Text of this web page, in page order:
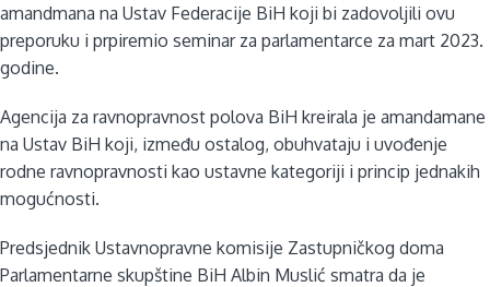
amandmana na Ustav Federacije BiH koji bi zadovoljili ovu
preporuku i prpiremio seminar za parlamentarce za mart 2023.
godine.
Agencija za ravnopravnost polova BiH kreirala je amandamane
na Ustav BiH koji, između ostalog, obuhvataju i uvođenje
rodne ravnopravnosti kao ustavne kategoriji i princip jednakih
mogućnosti.
Predsjednik Ustavnopravne komisije Zastupničkog doma
Parlamentarne skupštine BiH Albin Muslić smatra da je